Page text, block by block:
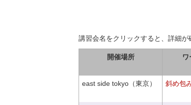
講習会名をクリックすると、詳細が
開催場所
east side tokyo（東京） 斜め包